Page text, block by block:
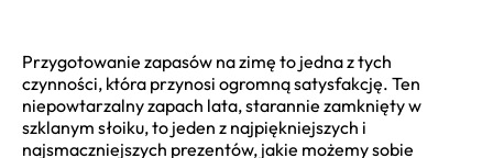
Przygotowanie zapasów na zimę to jedna z tych
czynności, która przynosi ogromną satysfakcję. Ten
niepowtarzalny zapach lata, starannie zamknięty w
szklanym słoiku, to jeden z najpiękniejszych i
najsmaczniejszych prezentów, jakie możemy sobie